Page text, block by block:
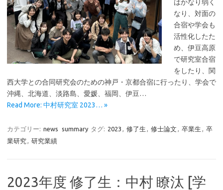
はかなり弱く
なり、対面の
合宿や学会も
活性化したた
め、伊豆高原
で研究室合宿
をしたり、関
西大学との合同研究会のための神戸・京都合宿に行ったり、学会で
沖縄、北海道、淡路島、愛媛、福岡、伊豆…
Read More: 中村研究室 2023… »
カテゴリー: news summary タグ: 2023 , 修了生 , 修士論文 , 卒業生 , 卒
業研究, 研究業績
2023年度 修了生：中村 瞭汰 [学